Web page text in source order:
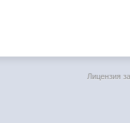
Лицензия